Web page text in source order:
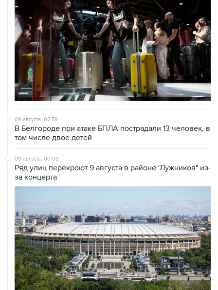
09 августа, 02:59
В Белгороде при атаке БПЛА пострадали 13 человек, в
том числе двое детей
09 августа, 00:05
Ряд улиц перекроют 9 августа в районе "Лужников" из-
за концерта